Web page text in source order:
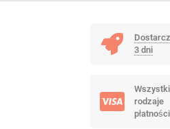
3 dni
rodzaje
płatności